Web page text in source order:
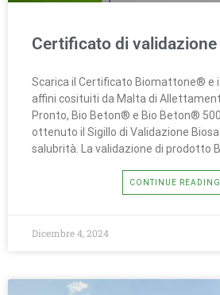
Certificato di validazione
Scarica il Certificato Biomattone® e
affini cosituiti da Malta di
Pronto, Bio Beton® e Bio Beton®
ottenuto il Sigillo di Validazione
salubrità. La validazione di prodotto
CONTINUE
Dicembre 4, 2024